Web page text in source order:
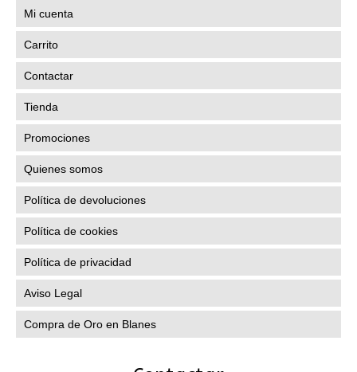
Mi cuenta
Carrito
Contactar
Tienda
Promociones
Quienes somos
Política de devoluciones
Política de cookies
Política de privacidad
Aviso Legal
Compra de Oro en Blanes